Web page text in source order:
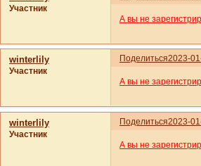
Участник
А вы не
Поделиться2023-
winterlily
Участник
А вы не
Поделиться2023-
winterlily
Участник
А вы не